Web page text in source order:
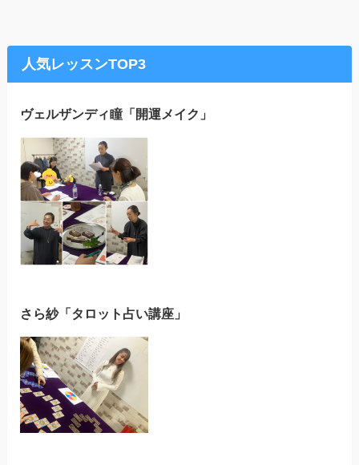
人気レッスンTOP3
ヴェルザンディ瞳「開運メイク」
さら紗「タロット占い講座」